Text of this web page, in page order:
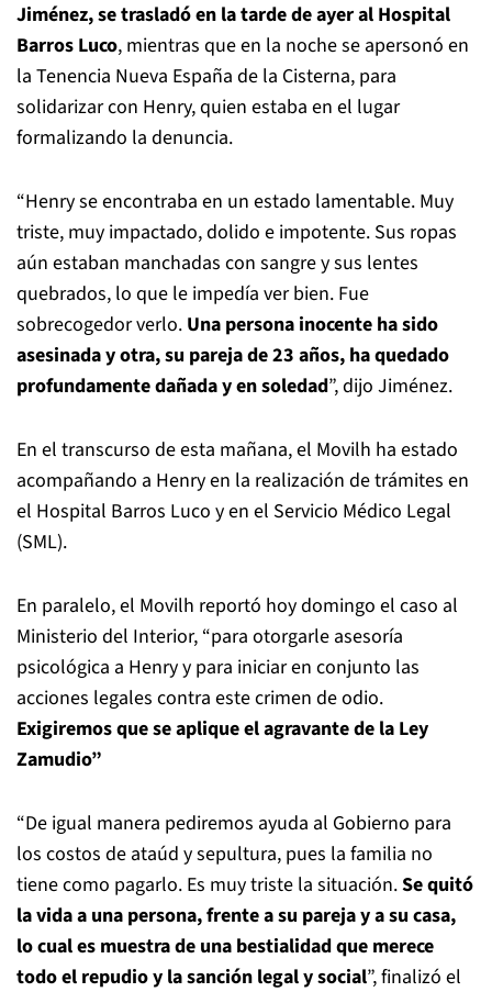
Jiménez, se trasladó en la tarde de ayer al Hospital
Barros Luco, mientras que en la noche se apersonó en
la Tenencia Nueva España de la Cisterna, para
solidarizar con Henry, quien estaba en el lugar
formalizando la denuncia.
“Henry se encontraba en un estado lamentable. Muy
triste, muy impactado, dolido e impotente. Sus ropas
aún estaban manchadas con sangre y sus lentes
quebrados, lo que le impedía ver bien. Fue
sobrecogedor verlo. Una persona inocente ha sido
asesinada y otra, su pareja de 23 años, ha quedado
profundamente dañada y en soledad”, dijo Jiménez.
En el transcurso de esta mañana, el Movilh ha estado
acompañando a Henry en la realización de trámites en
el Hospital Barros Luco y en el Servicio Médico Legal
(SML).
En paralelo, el Movilh reportó hoy domingo el caso al
Ministerio del Interior, “para otorgarle asesoría
psicológica a Henry y para iniciar en conjunto las
acciones legales contra este crimen de odio.
Exigiremos que se aplique el agravante de la Ley
Zamudio”
“De igual manera pediremos ayuda al Gobierno para
los costos de ataúd y sepultura, pues la familia no
tiene como pagarlo. Es muy triste la situación.Se quitó
la vida a una persona, frente a su pareja y a su casa,
lo cual es muestra de una bestialidad que merece
todo el repudio y la sanción legal y social”, finalizó el